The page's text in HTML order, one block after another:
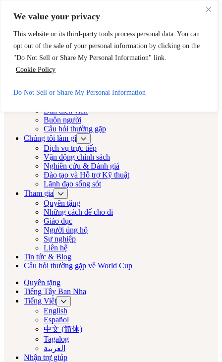
We value your privacy
This website or its third-party tools process personal data. You can
opt out of the sale of your personal information by clicking on the
"Do Not Sell or Share My Personal Information" link.
Cookie Policy
Do Not Sell or Share My Personal Information
CAST.
888-KEY-2-MIỄN PHÍ (888-539-2373)
Thoát nhanh
Diễn viên LA
Diễn viên LA
Dàn diễn viên
Buôn người
Câu hỏi thường gặp
Chúng tôi làm gì
Dịch vụ trực tiếp
Vận động chính sách
Nghiên cứu & Đánh giá
Đào tạo và Hỗ trợ Kỹ thuật
Lãnh đạo sống sót
Tham gia
Quyên tặng
Những cách để cho đi
Giáo dục
Người ủng hộ
Sự nghiệp
Liên hệ
Tin tức & Blog
Câu hỏi thường gặp về World Cup
Quyên tặng
Tiếng Tây Ban Nha
Tiếng Việt
English
Español
中文 (简体)
Tagalog
العربية‏
Nhận trợ giúp